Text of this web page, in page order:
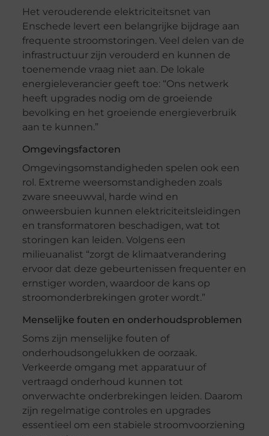
Het verouderende elektriciteitsnet van
Enschede levert een belangrijke bijdrage aan
frequente stroomstoringen. Veel delen van de
infrastructuur zijn verouderd en kunnen de
toenemende vraag niet aan. De lokale
energieleverancier geeft toe: “Ons netwerk
heeft upgrades nodig om de groeiende
bevolking en het groeiende energieverbruik
aan te kunnen.”
Omgevingsfactoren
Omgevingsomstandigheden spelen ook een
rol. Extreme weersomstandigheden zoals
zware sneeuwval, harde wind en
onweersbuien kunnen elektriciteitsleidingen
en transformatoren beschadigen, wat tot
storingen kan leiden. Volgens een
milieuanalist “zorgt de klimaatverandering
ervoor dat deze gebeurtenissen frequenter en
ernstiger worden, waardoor de kans op
stroomonderbrekingen groter wordt.”
Menselijke fouten en onderhoudsproblemen
Soms zijn menselijke fouten of
onderhoudsongelukken de oorzaak.
Verkeerde omgang met apparatuur of
vertraagd onderhoud kunnen tot
onverwachte onderbrekingen leiden. Daarom
zijn regelmatige controles en upgrades
essentieel om een ​​stabiele stroomvoorziening